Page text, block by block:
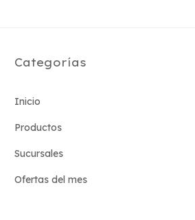
Categorías
Inicio
Productos
Sucursales
Ofertas del mes